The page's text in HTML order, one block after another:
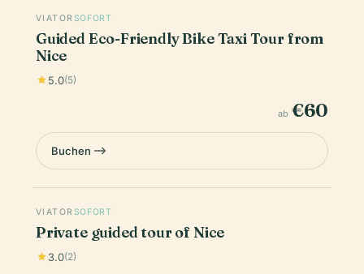
VIATOR SOFORT
Guided Eco-Friendly Bike Taxi Tour from
Nice
5.0(5)
ab €60
Buchen
VIATOR SOFORT
Private guided tour of Nice
3.0(2)